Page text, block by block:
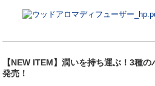
【NEW ITEM】潤いを持ち運ぶ！3種
発売！